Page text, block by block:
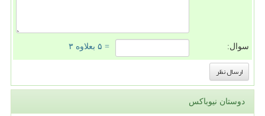
سوال: = ۵ بعلاوه ۳
دوستان نیوباکس